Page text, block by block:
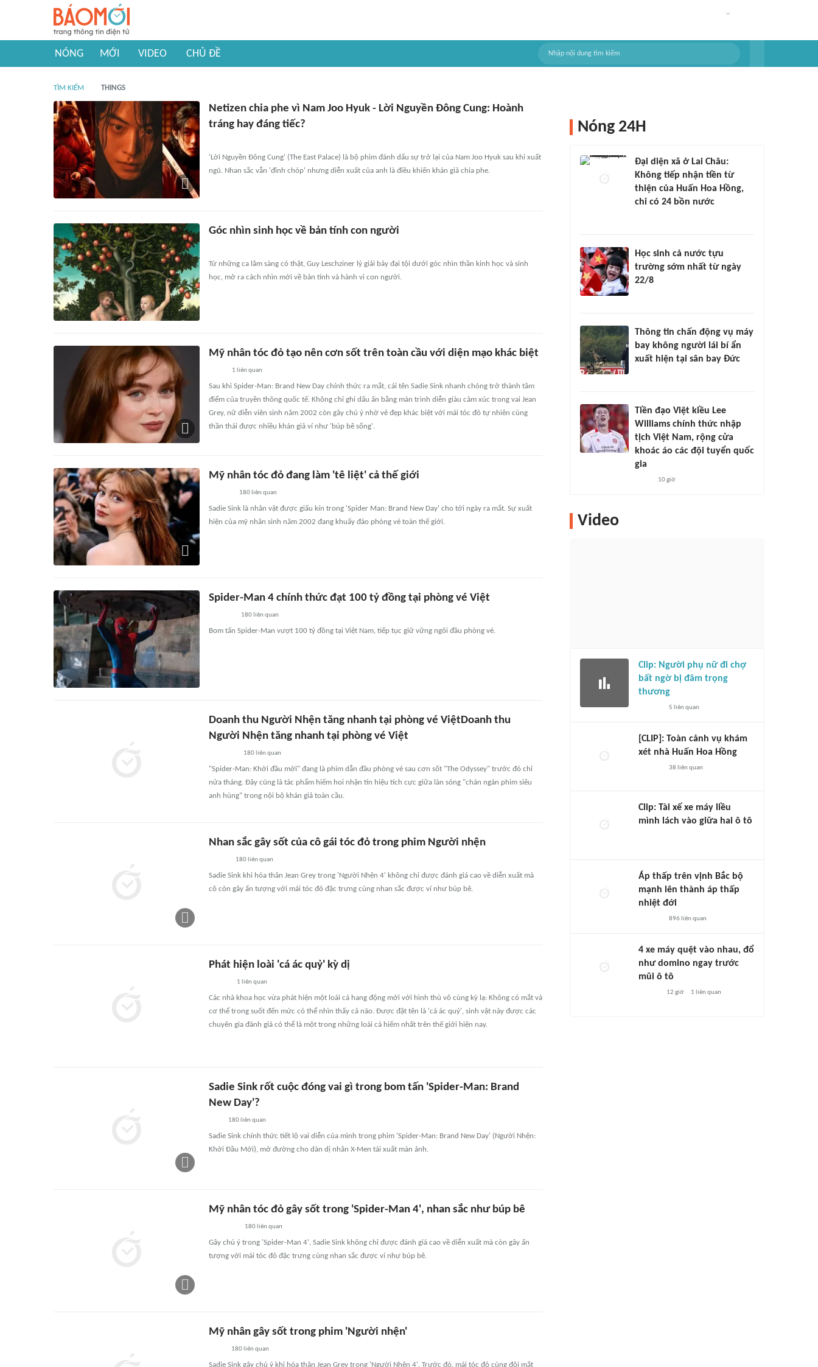
NÓNG MỚI VIDEO CHỦ ĐỀ
TÌM KIẾM THINGS
Netizen chia phe vì Nam Joo Hyuk - Lời Nguyền Đông Cung: Hoành
tráng hay đáng tiếc?
'Lời Nguyền Đông Cung' (The East Palace) là bộ phim đánh dấu sự trở lại của Nam Joo Hyuk sau khi xuất
ngũ. Nhan sắc vẫn 'đỉnh chóp' nhưng diễn xuất của anh là điều khiến khán giả chia phe.
Góc nhìn sinh học về bản tính con người
Từ những ca lâm sàng có thật, Guy Leschziner lý giải bảy đại tội dưới góc nhìn thần kinh học và sinh
học, mở ra cách nhìn mới về bản tính và hành vi con người.
Mỹ nhân tóc đỏ tạo nên cơn sốt trên toàn cầu với diện mạo khác biệt
1 liên quan
Sau khi Spider-Man: Brand New Day chính thức ra mắt, cái tên Sadie Sink nhanh chóng trở thành tâm
điểm của truyền thông quốc tế. Không chỉ ghi dấu ấn bằng màn trình diễn giàu cảm xúc trong vai Jean
Grey, nữ diễn viên sinh năm 2002 còn gây chú ý nhờ vẻ đẹp khác biệt với mái tóc đỏ tự nhiên cùng
thần thái được nhiều khán giả ví như 'búp bê sống'.
Mỹ nhân tóc đỏ đang làm 'tê liệt' cả thế giới
180liên quan
Sadie Sink là nhân vật được giấu kín trong 'Spider Man: Brand New Day' cho tới ngày ra mắt. Sự xuất
hiện của mỹ nhân sinh năm 2002 đang khuấy đảo phòng vé toàn thế giới.
Spider-Man 4 chính thức đạt 100 tỷ đồng tại phòng vé Việt
180liên quan
Bom tấn Spider-Man vượt 100 tỷ đồng tại Việt Nam, tiếp tục giữ vững ngôi đầu phòng vé.
Doanh thu Người Nhện tăng nhanh tại phòng vé ViệtDoanh thu
Người Nhện tăng nhanh tại phòng vé Việt
180 liên quan
"Spider-Man: Khởi đầu mới" đang là phim dẫn đầu phòng vé sau cơn sốt "The Odyssey" trước đó chỉ
nửa tháng. Đây cũng là tác phẩm hiếm hoi nhận tín hiệu tích cực giữa làn sóng "chán ngán phim siêu
anh hùng" trong nội bộ khán giả toàn cầu.
Nhan sắc gây sốt của cô gái tóc đỏ trong phim Người nhện
180 liên quan
Sadie Sink khi hóa thân Jean Grey trong 'Người Nhện 4' không chỉ được đánh giá cao về diễn xuất mà
cô còn gây ấn tượng với mái tóc đỏ đặc trưng cùng nhan sắc được ví như búp bê.
Phát hiện loài 'cá ác quỷ' kỳ dị
1 liên quan
Các nhà khoa học vừa phát hiện một loài cá hang động mới với hình thù vô cùng kỳ lạ: Không có mắt và
cơ thể trong suốt đến mức có thể nhìn thấy cả não. Được đặt tên là 'cá ác quỷ', sinh vật này được các
chuyên gia đánh giá có thể là một trong những loài cá hiếm nhất trên thế giới hiện nay.
Sadie Sink rốt cuộc đóng vai gì trong bom tấn 'Spider-Man: Brand
New Day'?
180 liên quan
Sadie Sink chính thức tiết lộ vai diễn của mình trong phim 'Spider-Man: Brand New Day' (Người Nhện:
Khởi Đầu Mới), mở đường cho dàn dị nhân X-Men tái xuất màn ảnh.
Mỹ nhân tóc đỏ gây sốt trong 'Spider-Man 4', nhan sắc như búp bê
180liên quan
Gây chú ý trong 'Spider-Man 4', Sadie Sink không chỉ được đánh giá cao về diễn xuất mà còn gây ấn
tượng với mái tóc đỏ đặc trưng cùng nhan sắc được ví như búp bê.
Mỹ nhân gây sốt trong phim 'Người nhện'
180liên quan
Sadie Sink gây chú ý khi hóa thân Jean Grey trong 'Người Nhện 4'. Trước đó, mái tóc đỏ cùng đôi mắt
Nóng 24H
Đại diện xã ở Lai Châu:
Không tiếp nhận tiền từ
thiện của Huấn Hoa Hồng,
chỉ có 24 bồn nước
Học sinh cả nước tựu
trường sớm nhất từ ngày
22/8
Thông tin chấn động vụ máy
bay không người lái bí ẩn
xuất hiện tại sân bay Đức
Tiền đạo Việt kiều Lee
Williams chính thức nhập
tịch Việt Nam, rộng cửa
khoác áo các đội tuyển quốc
gia
10 giờ
Video
Clip: Người phụ nữ đi chợ
bất ngờ bị đâm trọng
thương
5 liên quan
[CLIP]: Toàn cảnh vụ khám
xét nhà Huấn Hoa Hồng
38 liên quan
Clip: Tài xế xe máy liều
mình lách vào giữa hai ô tô
Áp thấp trên vịnh Bắc bộ
mạnh lên thành áp thấp
nhiệt đới
896 liên quan
4 xe máy quệt vào nhau, đổ
như domino ngay trước
mũi ô tô
12 giờ 1 liên quan